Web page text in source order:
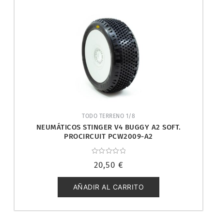
TODO TERRENO 1/8
NEUMÁTICOS STINGER V4 BUGGY A2 SOFT.
PROCIRCUIT PCW2009-A2
con
de
5
20,50 €
AÑADIR AL CARRITO